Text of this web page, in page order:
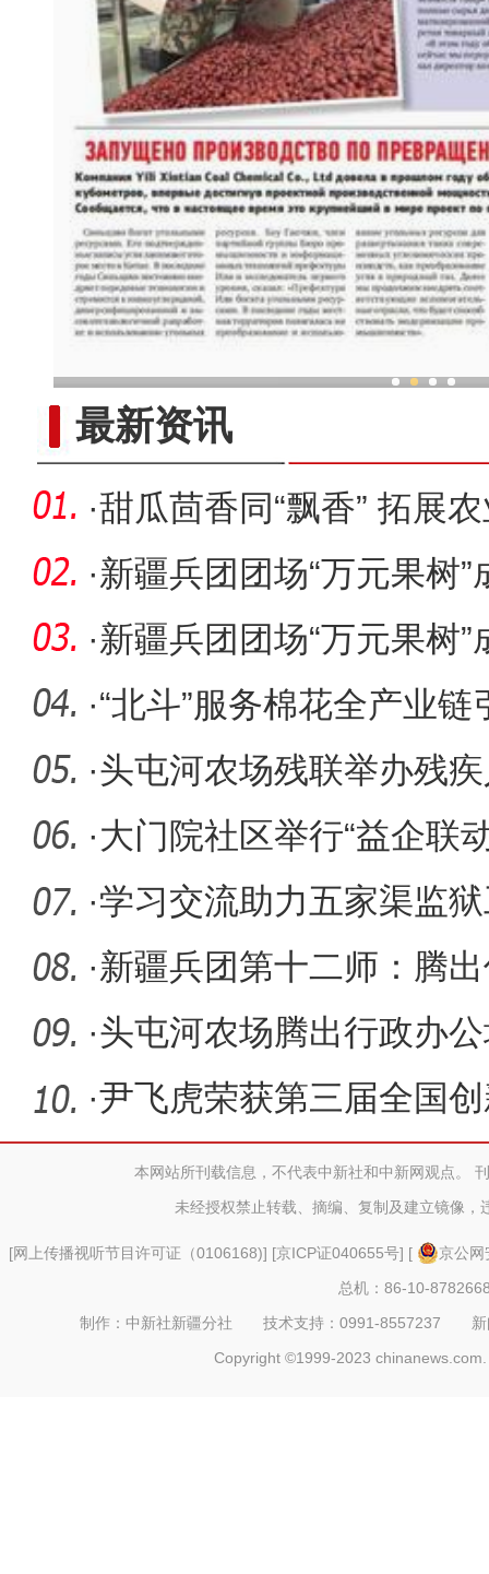
最新资讯
·甜瓜茴香同“飘香” 拓展
·新疆兵团团场“万元果树”
·新疆兵团团场“万元果树”
·“北斗”服务棉花全产业
业高
·头屯河农场残联举办残
·大门院社区举行“益企联
·学习交流助力五家渠监
·新疆兵团第十二师：腾
优质企业
·头屯河农场腾出行政办
型企业落
·尹飞虎荣获第三届全国
本网站所刊载信息，不代表中新社和中新网观点。
未经授权禁止转载、摘编、复制及建立镜像，
[网上传播视听节目许可证（0106168)] [京ICP证040655号] [
京公
总机：86-10-
制作：中新社新疆分社 技术支持：0991-8557237
Copyright ©1999-2023